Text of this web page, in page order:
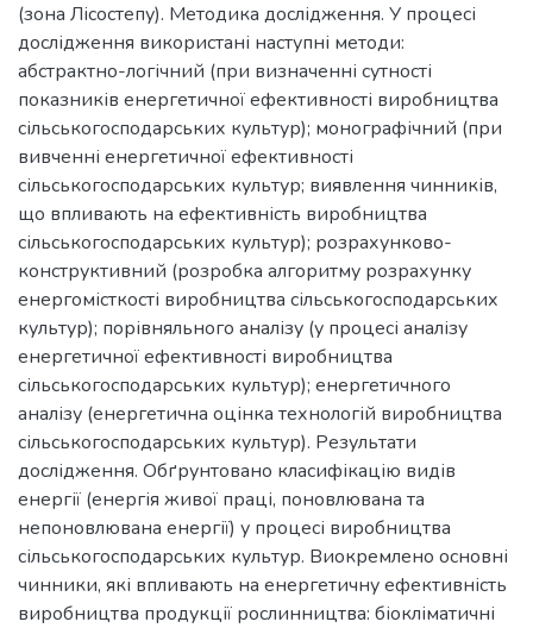
(зона Лісостепу). Методика дослідження. У процесі
дослідження використані наступні методи:
абстрактно-логічний (при визначенні сутності
показників енергетичної ефективності виробництва
сільськогосподарських культур); монографічний (при
вивченні енергетичної ефективності
сільськогосподарських культур; виявлення чинників,
що впливають на ефективність виробництва
сільськогосподарських культур); розрахунково-
конструктивний (розробка алгоритму розрахунку
енергомісткості виробництва сільськогосподарських
культур); порівняльного аналізу (у процесі аналізу
енергетичної ефективності виробництва
сільськогосподарських культур); енергетичного
аналізу (енергетична оцінка технологій виробництва
сільськогосподарських культур). Результати
дослідження. Обґрунтовано класифікацію видів
енергії (енергія живої праці, поновлювана та
непоновлювана енергії) у процесі виробництва
сільськогосподарських культур. Виокремлено основні
чинники, які впливають на енергетичну ефективність
виробництва продукції рослинництва: біокліматичні